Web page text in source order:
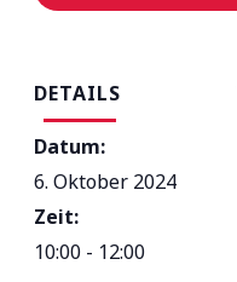
DETAILS
Datum:
6. Oktober 2024
Zeit:
10:00 - 12:00